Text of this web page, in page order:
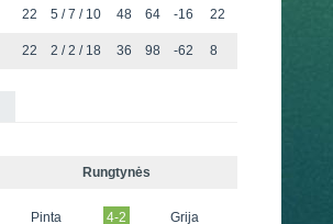
22 5 / 7 / 10 48 64 -16 22
22 2 / 2 / 18 36 98 -62 8
Rungtynės
Pinta 4-2 Grija